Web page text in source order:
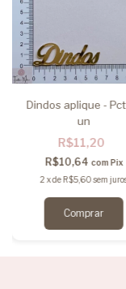
Dindos aplique -
un
R$11,20
R$10,64 com Pix
2 xdeR$5,60 sem